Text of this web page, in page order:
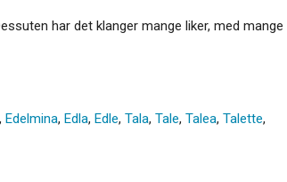
har det klanger mange liker, med mange
, Edelmina, Edla, Edle, Tala, Tale, Talea, Talette,